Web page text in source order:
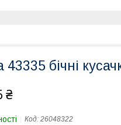
43335 бічні
₴
Код: 26048322